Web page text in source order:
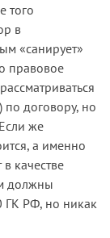
того
в
«санирует»
правовое
по договору, но
же
а именно
качестве
должны
ГК РФ, но никак